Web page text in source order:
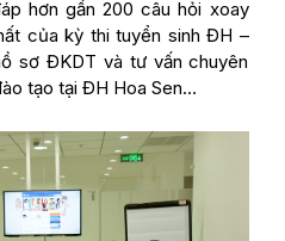
hơn gần 200 câu hỏi xoay
của kỳ thi tuyển sinh ĐH –
sơ ĐKDT và tư vấn chuyên
tạo tại ĐH Hoa Sen…